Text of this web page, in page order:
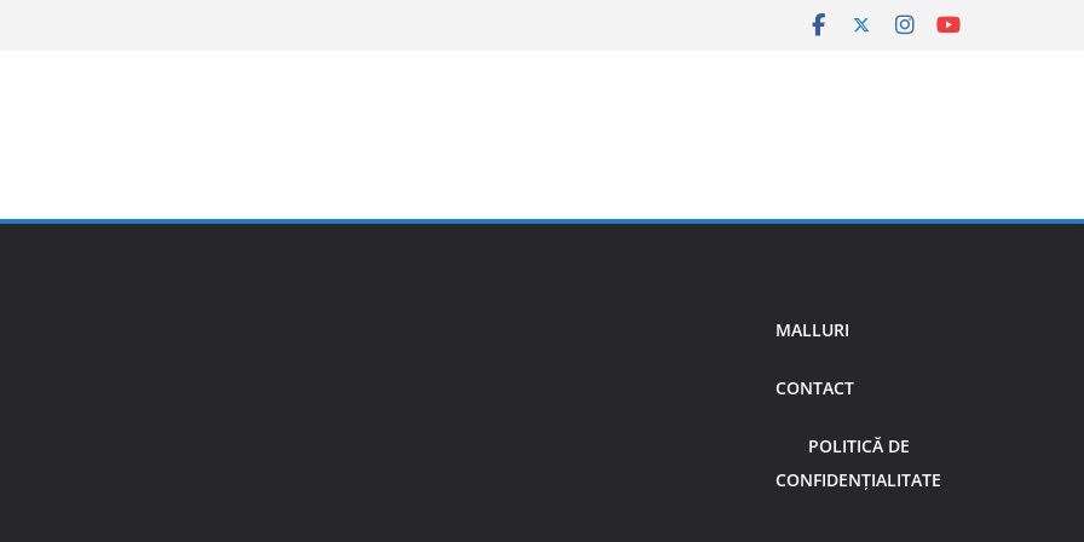
MALLURI
CONTACT
POLITICĂ DE
CONFIDENȚIALITATE